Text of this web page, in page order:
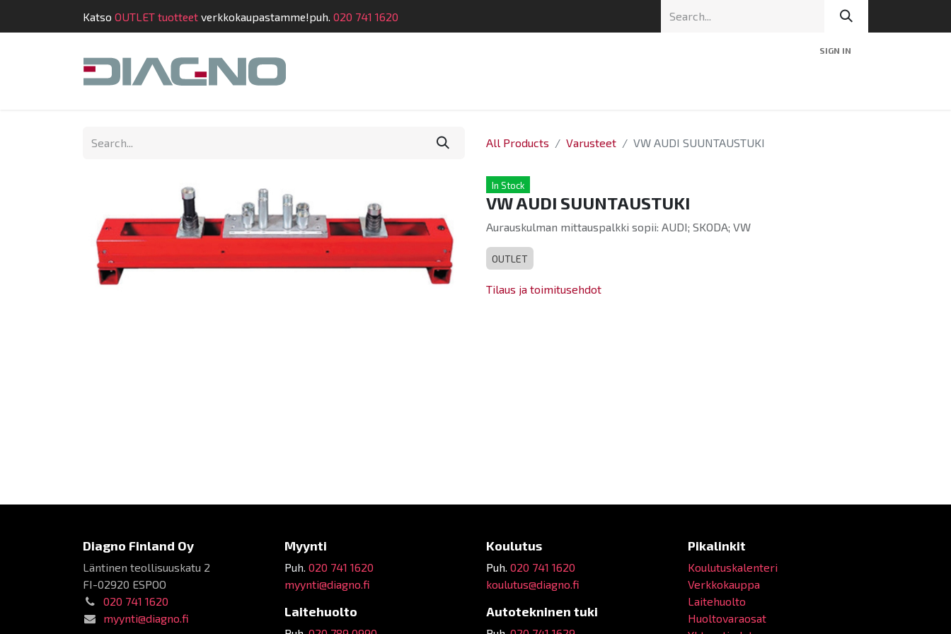
Katso OUTLET tuotteet verkkokaupastamme!puh. 020 741 1620
SIGN IN
Shop
All Products Varusteet VW AUDI SUUNTAUSTUKI
In Stock
VW AUDI SUUNTAUSTUKI
Aurauskulman mittauspalkki sopii: AUDI; SKODA; VW
OUTLET
Tilaus ja toimitusehdot
Diagno Finland Oy
Läntinen teollisuuskatu 2
FI-02920 ESPOO
020 741 1620
myynti@diagno.fi
Myynti
Puh. 020 741 1620
myynti@diagno.fi
Laitehuolto
Koulutus
Puh. 020 741 1620
koulutus@diagno.fi
Autotekninen tuki
Pikalinkit
Koulutuskalenteri
Verkkokauppa
Laitehuolto
Huoltovaraosat